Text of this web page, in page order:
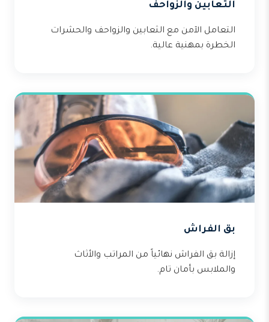
الثعابين والزواحف
التعامل الآمن مع الثعابين والزواحف والحشرات
الخطرة بمهنية عالية.
بق الفراش
إزالة بق الفراش نهائياً من المراتب والأثاث
والملابس بأمان تام.